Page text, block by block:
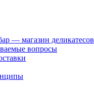
— магазин деликатесов
вопросы